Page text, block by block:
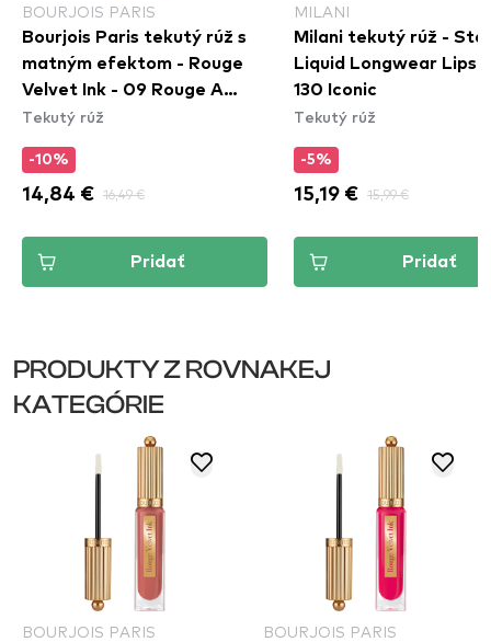
BOURJOIS PARIS
Bourjois Paris tekutý rúž s
matným efektom - Rouge
Velvet Ink - 09 Rouge A
Reves
Tekutý rúž
-10%
14,84 € 16,49 €
Pridať
MILANI
Milani tekutý rúž -
Liquid Longwear
130 Iconic
Tekutý rúž
-5%
15,19 € 15,99 €
Pridať
PRODUKTY Z ROVNAKEJ
KATEGÓRIE
BOURJOIS PARIS BOURJOIS PARIS